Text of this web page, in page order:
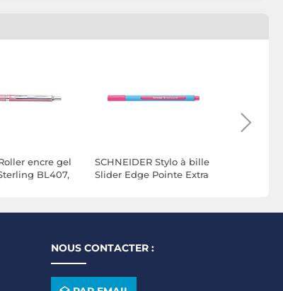
encre gel
BL407,
SCHNEIDER Stylo à bille
Slider Edge Pointe Extra
NOUS CONTACTER :